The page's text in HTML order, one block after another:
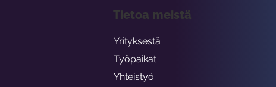
Tietoa meistä
Yrityksestä
Työpaikat
Yhteistyö